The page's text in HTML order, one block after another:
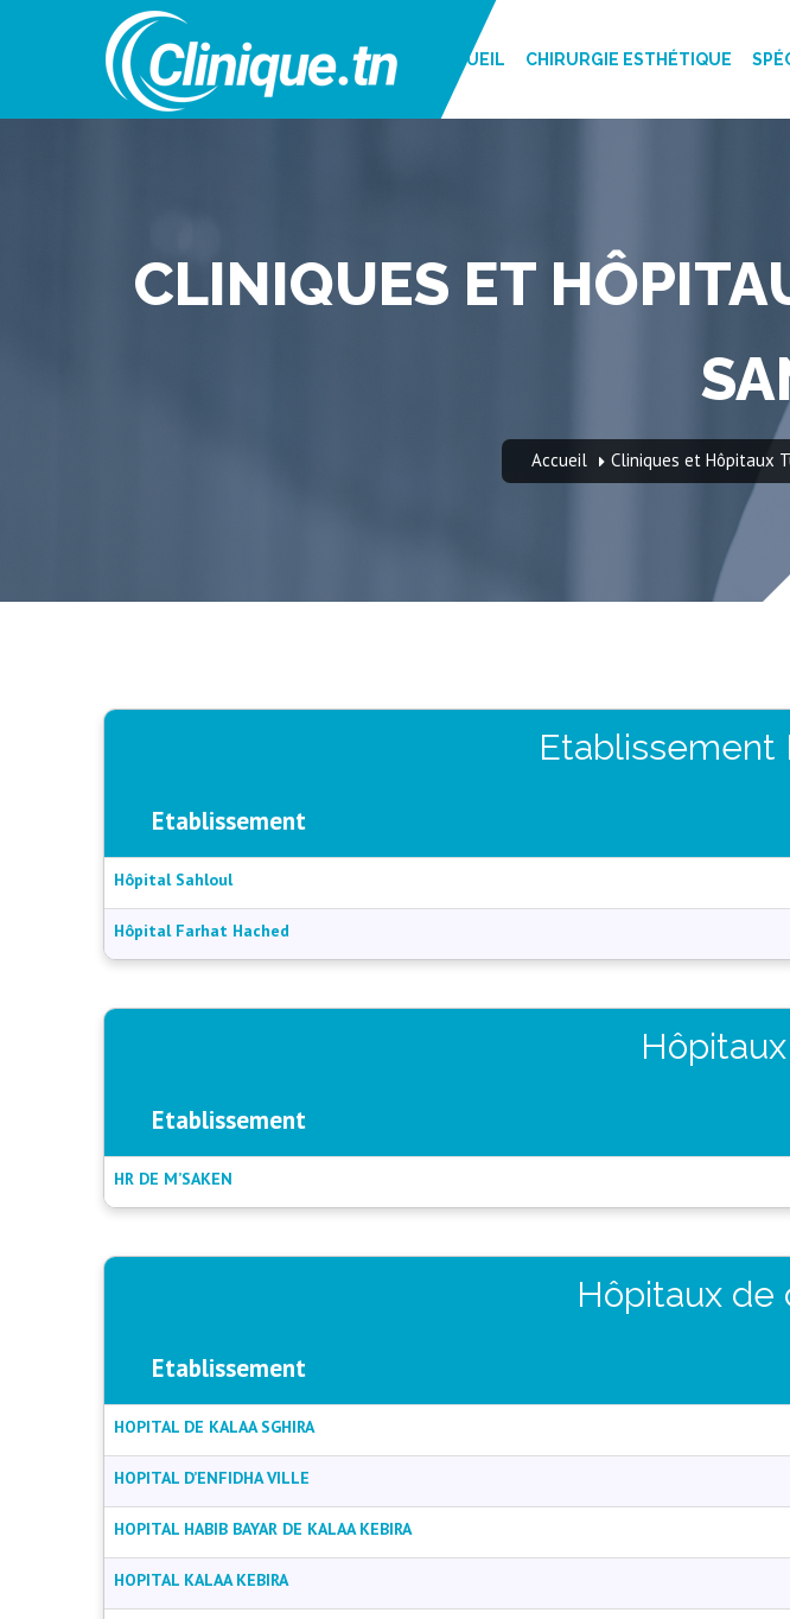
ACCUEIL CHIRURGIE ESTHÉTIQUE
CLINIQUES ET
Accueil Cliniques et Hôpitaux
Etablissement
Etablissement
Hôpital Sahloul
Hôpital Farhat Hached
Etablissement
HR DE M’SAKEN
Hôpitaux de
Etablissement
HOPITAL DE KALAA SGHIRA
HOPITAL D’ENFIDHA VILLE
HOPITAL HABIB BAYAR DE KALAA KEBIRA
HOPITAL KALAA KEBIRA